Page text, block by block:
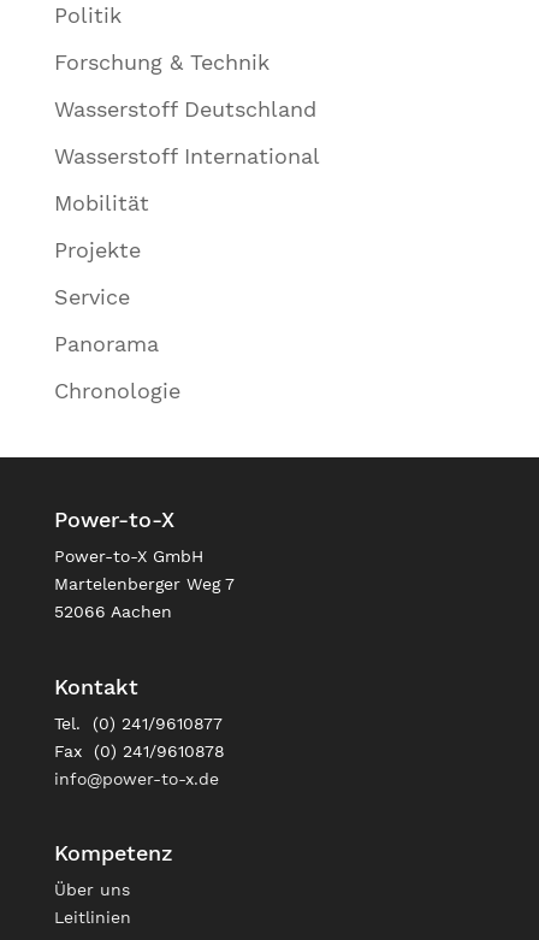
Politik
Forschung & Technik
Wasserstoff Deutschland
Wasserstoff International
Mobilität
Projekte
Service
Panorama
Chronologie
Power-to-X
Power-to-X GmbH
Martelenberger Weg 7
52066 Aachen
Kontakt
Tel. (0) 241/9610877
Fax (0) 241/9610878
info@power-to-x.de
Kompetenz
Über uns
Leitlinien